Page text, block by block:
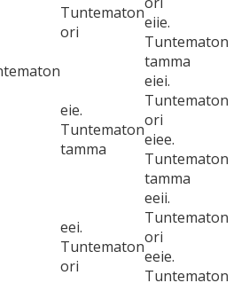
Tuntematon
ori
eiie.
Tuntematon
tamma
eie.
Tuntematon
tamma
eiei.
Tuntematon
ori
eiee.
Tuntematon
tamma
eei.
Tuntematon
ori
eeii.
Tuntematon
ori
eeie.
Tuntematon